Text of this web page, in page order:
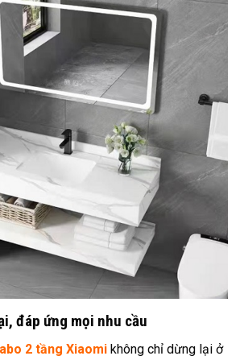
đáp ứng mọi nhu cầu
2 tầng Xiaomi không chỉ dừng lại ở